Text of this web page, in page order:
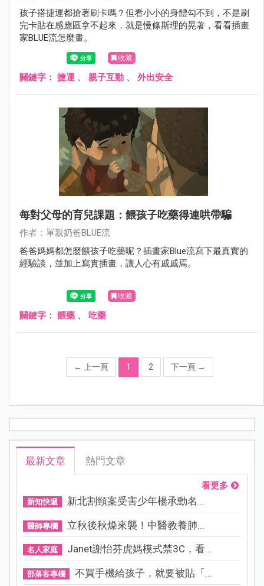
孩子搭捷運都搶著刷卡嗎？但看小小的身體勾不到，不是刷
完卡貼在感應區拿不起來，就是慢條斯理的晃著，看看插畫
家BLUE流怎麼畫。
收藏
關鍵字： 捷運 、 親子互動 、 外出安全
每對父母的育兒課題：餵孩子吃藥得連哄帶騙
作者：單親奶爸BLUE流
爸爸媽媽都怎麼餵孩子吃藥呢？插畫家Blue流寫下最真實的
經驗談，並加上寫實插畫，讓人心有戚戚焉。
收藏
關鍵字： 餵藥 、 吃藥
← 上一頁 1 2 下一頁 →
最新文章 熱門文章
看更多
新知快遞 新北割頸案受害少年楊承勳名...
醫師專欄 立秋後秋燥來襲！中醫教養肺...
名人家庭 Janet謝怡芬虎媽模式禁3C，看...
部落客專欄 不買手機給孩子，就要被貼「...